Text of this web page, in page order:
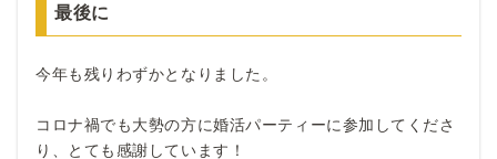
最後に
今年も残りわずかとなりました。
コロナ禍でも大勢の方に婚活パーティーに参加してくださ
り、とても感謝しています！